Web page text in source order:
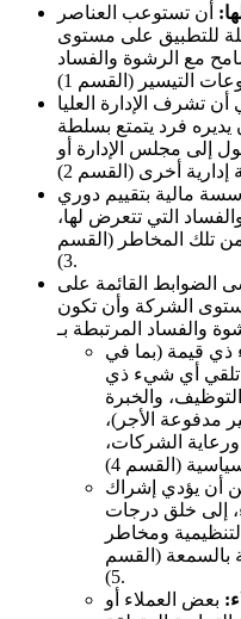
أن تستوعب العناصر
للتطبيق على مستوى
مع الرشوة والفساد
أن تشرف الإدارة العليا
يديره فرد يتمتع بسلطة
إلى مجلس الإدارة أو
مالية بتقييم دوري
التي تتعرض لها،
تلك المخاطر (القسم
3).
الضوابط القائمة على
الشركة وأن تكون
والفساد المرتبطة بـ
قيمة (بما في
تلقي أي شيء ذي
والخبرة
مدفوعة الأجر)،
الشركات،
أن يؤدي إشراك
إلى خلق درجات
ومخاطر
بالسمعة (القسم
5).
بعض العملاء أو